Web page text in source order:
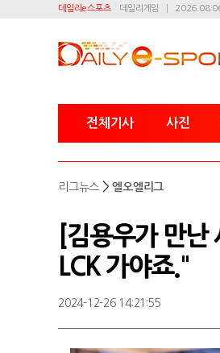
데일리e스포츠 데일리게임
전체기사 사진
리그뉴스 >엘오엘리그
[김용우가 만
LCK 가야죠."
2024-12-26 14:21:55